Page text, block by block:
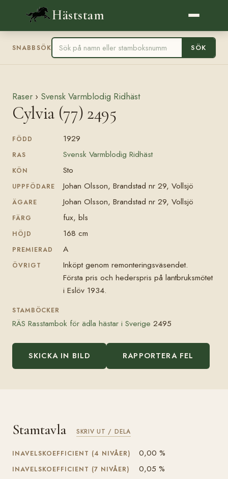
Häststam
SNABBSÖK SÖK
Raser › Svensk Varmblodig Ridhäst
Cylvia (77) 2495
FÖDD 1929
RAS Svensk Varmblodig Ridhäst
KÖN Sto
UPPFÖDARE Johan Olsson, Brandstad nr 29, Vollsjö
ÄGARE Johan Olsson, Brandstad nr 29, Vollsjö
FÄRG fux, bls
HÖJD 168 cm
PREMIERAD A
ÖVRIGT
Inköpt genom remonteringsväsendet.
Första pris och hederspris på lantbruksmötet
i Eslöv 1934.
STAMBÖCKER
RÄS Rasstambok för ädla hästar i Sverige 2495
SKICKA IN BILD RAPPORTERA FEL
Stamtavla SKRIV UT / DELA
INAVELSKOEFFICIENT (4 NIVÅER) 0,00 %
INAVELSKOEFFICIENT (7 NIVÅER) 0,05 %